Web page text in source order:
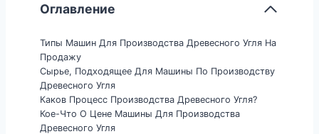
Оглавление
Типы Машин Для Производства Древесного Угля На
Продажу
Сырье, Подходящее Для Машины По Производству
Древесного Угля
Каков Процесс Производства Древесного Угля?
Кое-Что О Цене Машины Для Производства
Древесного Угля